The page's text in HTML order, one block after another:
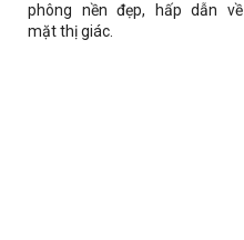
phông nền đẹp, hấp dẫn về
mặt thị giác.